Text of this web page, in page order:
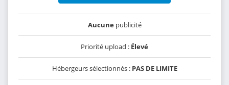
Aucunepublicité
Priorité upload : Élevé
Hébergeurs sélectionnés : PAS DE LIMITE